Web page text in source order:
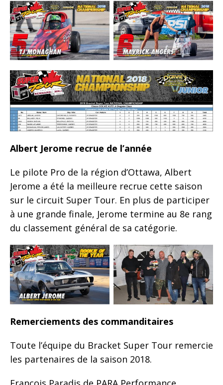
Albert Jerome recrue de l’année
Le pilote Pro de la région d’Ottawa, Albert
Jerome a été la meilleure recrue cette saison
sur le circuit Super Tour. En plus de participer
à une grande finale, Jerome termine au 8e rang
du classement général de sa catégorie.
Remerciements des commanditaires
Toute l’équipe du Bracket Super Tour remercie
les partenaires de la saison 2018.